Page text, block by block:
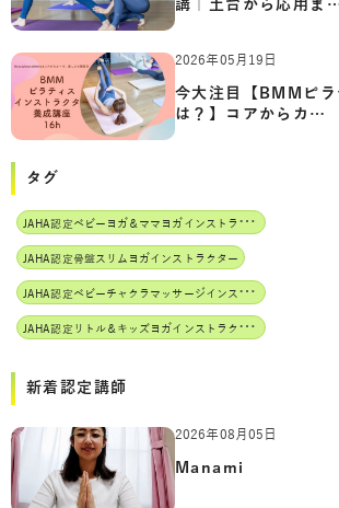
講｜土台から応用ま
2026年05月19日
今大注目【BMMピラ
は？】コアからカ…
タグ
J
AHA認定ベビーヨガ＆ママヨガインストラクター
JAHA認定骨盤スリムヨガインストラクター
J
AHA認定ベビーチャクラマッサージインストラクター
J
AHA認定リトル＆キッズヨガインストラクター
新着認定講師
2026年08月05日
Manami